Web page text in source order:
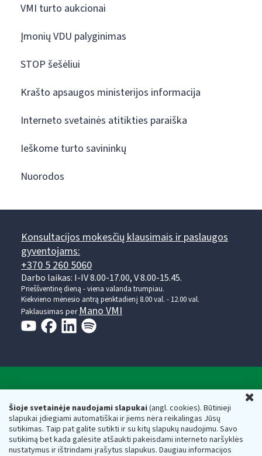
Šioje svetainėje naudojami slapukai(angl. cookies). Būtinieji
slapukai įdiegiami automatiškai ir jiems nėra reikalingas Jūsų
sutikimas. Taip pat galite sutikti ir su kitų slapukų naudojimu. Savo
sutikimą bet kada galėsite atšaukti pakeisdami interneto naršyklės
nustatymus ir ištrindami įrašytus slapukus. Daugiau informacijos
VMI turto aukcionai
Įmonių VDU palyginimas
STOP šešėliui
Krašto apsaugos ministerijos informacija
Interneto svetainės atitikties paraiška
Ieškome turto savininkų
Nuorodos
Konsultacijos mokesčių klausimais ir paslaugos
gyventojams:
+370 5 260 5060
Darbo laikas: I-IV 8.00-17.00, V 8.00-15.45.
Prieššventinę dieną - viena valanda trumpiau.
Kiekvieno mėnesio antrą penktadienį 8.00 val. - 12.00 val.
Paklausimas per Mano VMI
Respublikos finansų ministerijos
Biudžetinė įstaiga. Juridinio asmens kodas — 188659752,
adresas: Vasario 16-osios g. 14, 01107 Vilnius, Lietuva, el.paštas:
vmi@vmi.lt, E. pristatymo dėžutės adresas 188659752